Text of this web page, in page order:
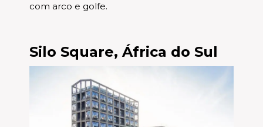
com arco e golfe.
Silo Square, África do Sul